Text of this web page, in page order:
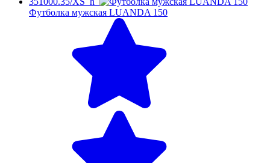
Футболка мужская LUANDA 150